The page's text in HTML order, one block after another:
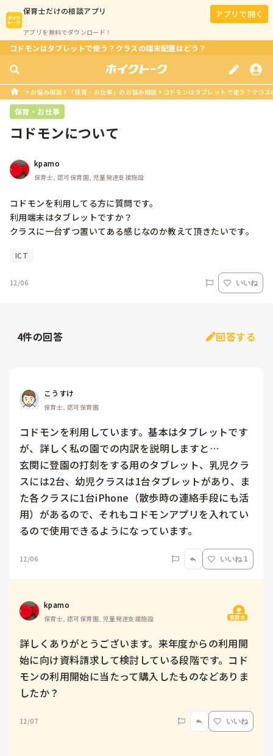
保育士だけの相談アプリ
アプリを無料でダウンロード！
アプリで開く
コドモンはタブレットで使う？クラスの端末配置はどう？
お悩み相談 「保育・お仕事」のお悩み相談 コドモンはタブレットで使う？クラ
保育・お仕事
コドモンについて
kpamo
保育士, 認可保育園, 児童発達支援施設
コドモンを利用してる方に質問です。
利用端末はタブレットですか？
クラスに一台ずつ置いてある感じなのか教えて頂きたいです。
ICT
12/06 いいね
4件の回答 回答する
こうすけ
保育士, 認可保育園
コドモンを利用しています。基本はタブレットです
が、詳しく私の園での内訳を説明しますと…
玄関に登園の打刻をする用のタブレット、乳児クラ
スには2台、幼児クラスは1台タブレットがあり、ま
た各クラスに1台iPhone（散歩時の連絡手段にも活
用）があるので、それもコドモンアプリを入れてい
るので使用できるようになっています。
12/06 いいね 1
kpamo
保育士, 認可保育園, 児童発達支援施設 質問主
詳しくありがとうございます。来年度からの利用開
始に向け資料請求して検討している段階です。コド
モンの利用開始に当たって購入したものなどありま
したか？
12/07 いいね